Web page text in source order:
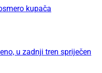
kupača
u zadnji tren spriječen